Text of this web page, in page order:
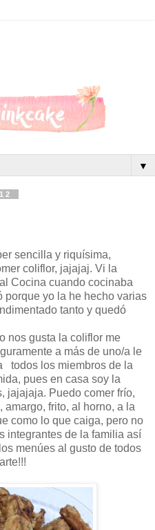
▼
sencilla y riquísima,
coliflor, jajajaj. Vi la
Cocina cuando cocinaba
porque yo la he hecho varias
tanto y quedó
nos gusta la coliflor me
a más de uno/a le
todos los miembros de la
pues en casa soy la
jajajaja. Puedo comer frío,
frito, al horno, a la
como lo que caiga, pero no
integrantes de la familia así
menúes al gusto de todos